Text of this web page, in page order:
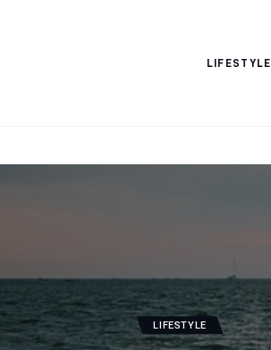
LIFESTYLE
Vacation Dreams
LIFESTYLE